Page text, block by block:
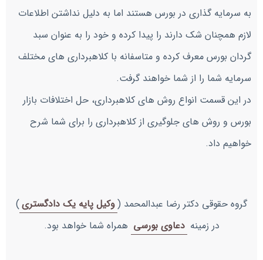
به سرمایه گذاری در بورس هستند اما به دلیل نداشتن اطلاعات
لازم همچنان شک دارند را پیدا کرده و خود را به عنوان سبد
گردان بورس معرف کرده و متاسفانه با کلاهبرداری های مختلف
سرمایه شما را از شما خواهند گرفت.
در این قسمت انواع روش های کلاهبرداری، حل اختلافات بازار
بورس و روش های جلوگیری از کلاهبرداری را برای شما شرح
خواهیم داد.
گروه حقوقی دکتر رضا عبدالمحمد (وکیل پایه یک دادگستری)
در زمینه دعاوی بورسی همراه شما خواهد بود.